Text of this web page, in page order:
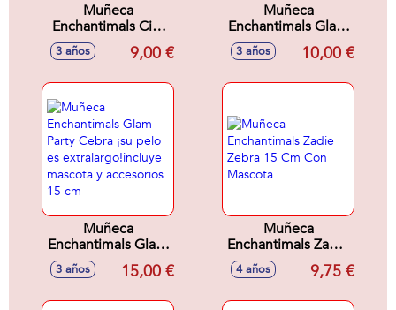
Muñeca
Enchantimals City
Tails Hensley
Hedgehog. Con
3 años 9,00 €
Muñeca
Enchantimals Glam
Party Guepardo ¡su
pelo es
3 años 10,00 €
Muñeca
Enchantimals Glam
Party Cebra ¡su
pelo es
3 años 15,00 €
Muñeca
Enchantimals Zadie
Zebra 15 Cm Con
Mascota
4 años 9,75 €